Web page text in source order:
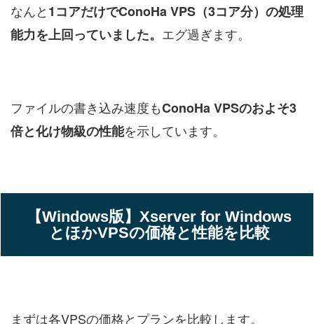
なんと1コアだけでConoHa VPS（3コア分）の処理
能力を上回っていました。 エグ過ぎます。
ファイルの書き込み速度もConoHa VPSのおよそ3
倍と化け物級の性能を示しています。
【Windows版】 Xserver for Windows
とほかVPSの価格と性能を比較
まずは各VPSの価格とプランを比較します。